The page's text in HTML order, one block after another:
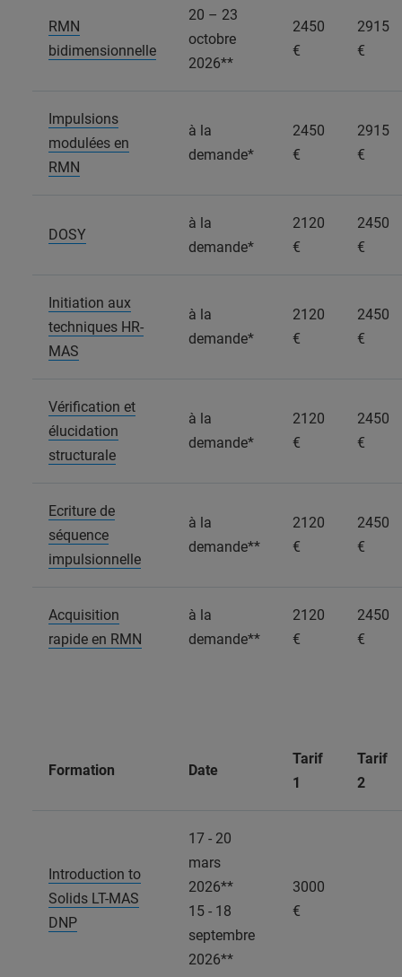
RMN
bidimensionnelle
20 – 23
octobre
2026**
2450
€
2915
€
Impulsions
modulées en
RMN
à la
demande*
2450
€
2915
€
DOSY
à la
demande*
2120
€
2450
€
Initiation aux
techniques HR-
MAS
à la
demande*
2120
€
2450
€
Vérification et
élucidation
structurale
à la
demande*
2120
€
2450
€
Ecriture de
séquence
impulsionnelle
à la
demande**
2120
€
2450
€
Acquisition
rapide en RMN
à la
demande**
2120
€
2450
€
Formation Date
Tarif
1
Tarif
2
Introduction to
Solids LT-MAS
DNP
17 - 20
mars
2026**
15 - 18
septembre
2026**
3000
€